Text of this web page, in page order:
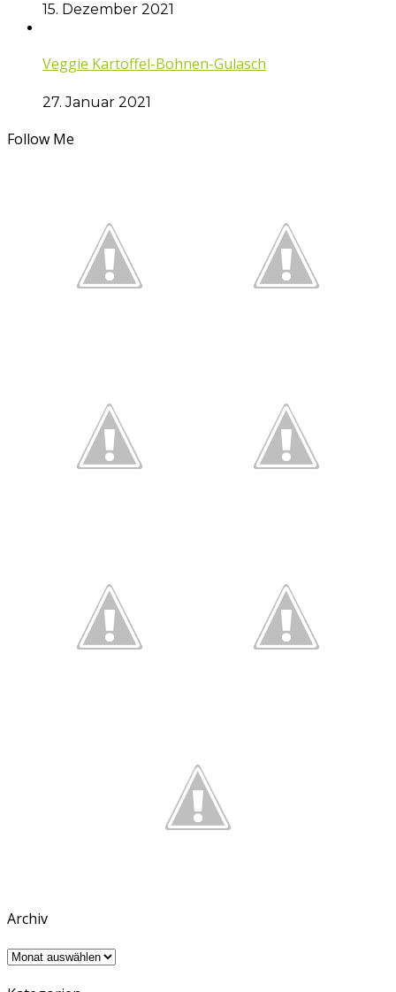
15. Dezember 2021
Veggie Kartoffel-Bohnen-Gulasch
27. Januar 2021
Follow Me
Archiv
Archiv